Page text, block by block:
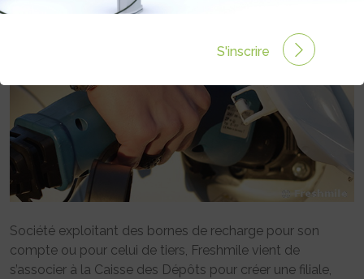
Société exploitant des bornes de recharge pour son
compte ou pour celui de tiers, Freshmile vient de
s’associer à la Caisse des Dépôts pour créer une filiale,
S'inscrire